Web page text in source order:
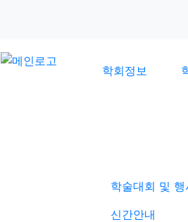
학회정보
학술대회 및 행
신간안내